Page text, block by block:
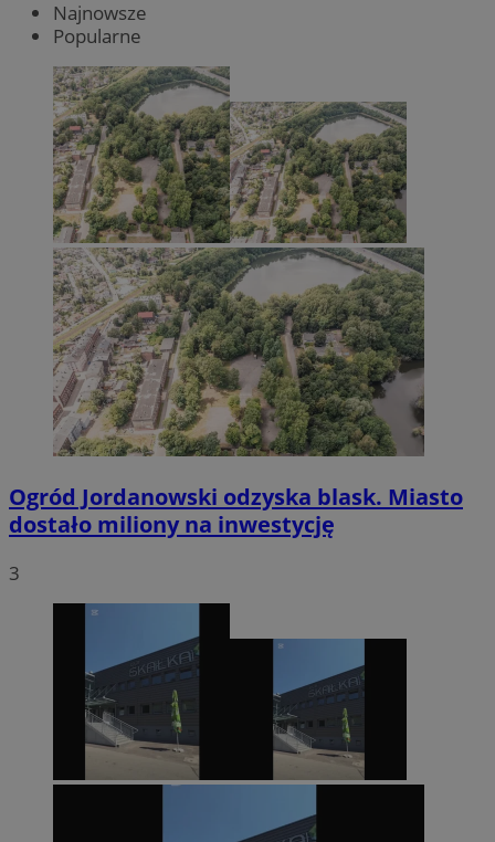
Najnowsze
Popularne
Ogród Jordanowski odzyska blask. Miasto
dostało miliony na inwestycję
3